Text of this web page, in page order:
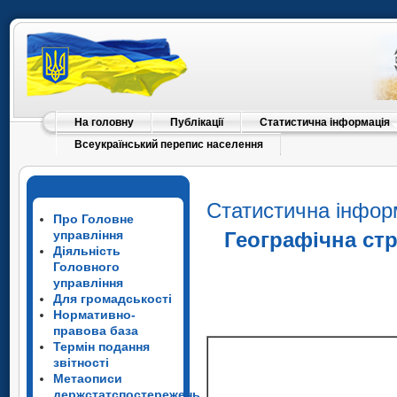
На головну Публікації
Статистична інформація
Всеукраїнський перепис населення
Про Головне
управління
Діяльність
Головного
управління
Для громадськості
Нормативно-
правова база
Термін подання
звітності
Метаописи
Статистична
Географічна